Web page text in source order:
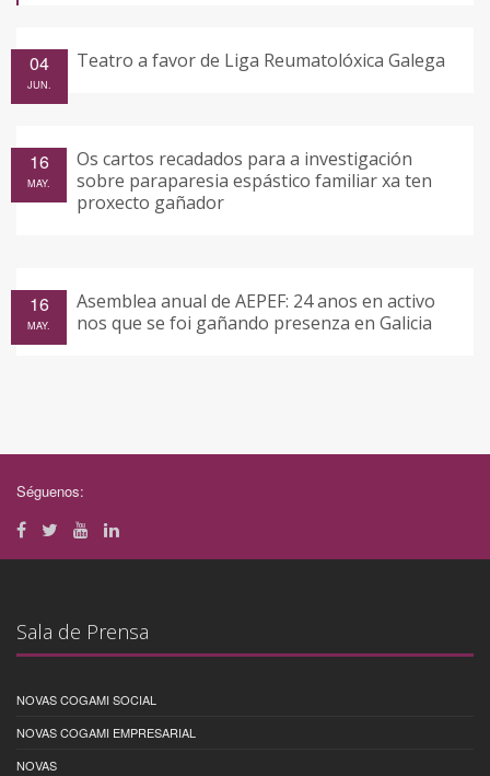
Teatro a favor de Liga Reumatolóxica Galega
04
JUN.
Os cartos recadados para a investigación
sobre paraparesia espástico familiar xa ten
proxecto gañador
16
MAY.
Asemblea anual de AEPEF: 24 anos en activo
nos que se foi gañando presenza en Galicia
16
MAY.
Séguenos:
Sala de Prensa
NOVAS COGAMI SOCIAL
NOVAS COGAMI EMPRESARIAL
NOVAS